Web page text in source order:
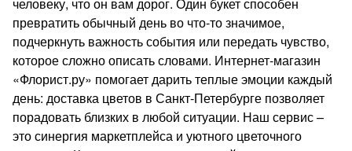
превратить обычный день во что-то значимое,
подчеркнуть важность события или передать чувство,
которое сложно описать словами. Интернет-магазин
«Флорист.ру» помогает дарить теплые эмоции каждый
день: доставка цветов в Санкт-Петербурге позволяет
порадовать близких в любой ситуации. Наш сервис –
это синергия маркетплейса и уютного цветочного